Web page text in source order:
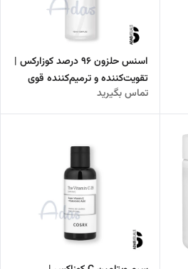
اسنس حلزون ۹۶ درصد کوزارکس |
تقویت‌کننده و ترمیم‌کننده قوی
پوست
تماس بگیرید